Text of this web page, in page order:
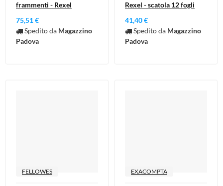
frammenti - Rexel
75,51 €
Spedito da Magazzino
Padova
Rexel - scatola 12 fogli
41,40 €
Spedito da Magazzino
Padova
FELLOWES EXACOMPTA